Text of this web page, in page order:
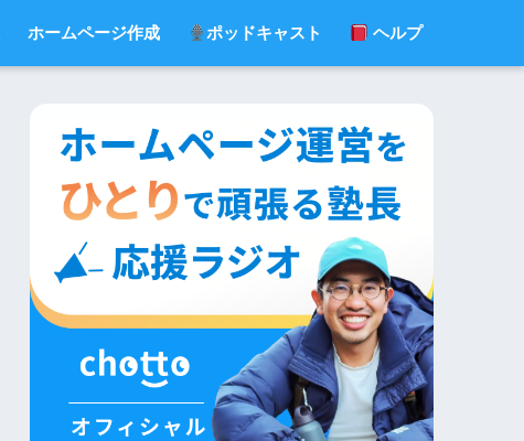
ホームページ作成 ポッドキャスト ヘルプ